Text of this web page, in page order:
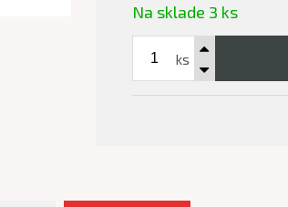
Na sklade 3 ks
ks